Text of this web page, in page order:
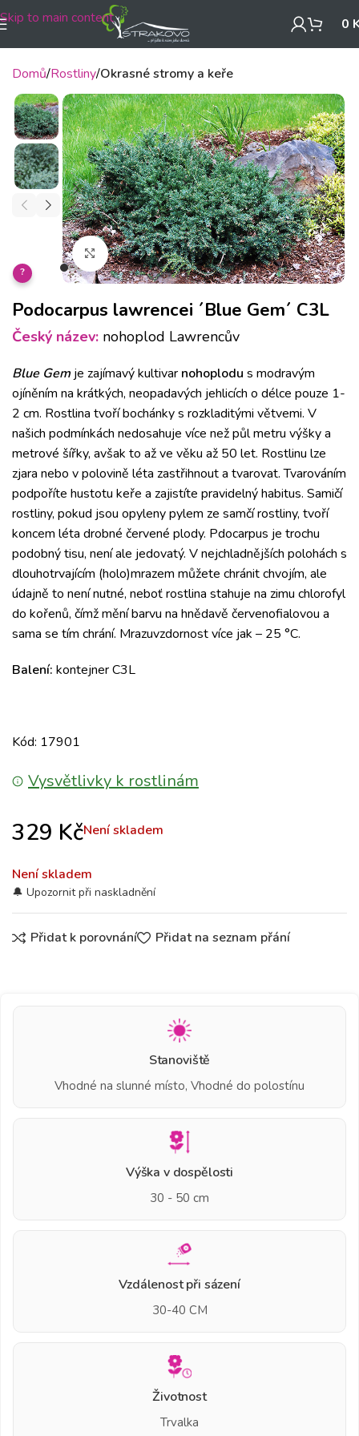
Skip to main content 0
Domů Rostliny Okrasné stromy a keře
Klikněte pro zvětšení
?
Podocarpus lawrencei ´Blue Gem´ C3L
Český název: nohoplod Lawrencův
Blue Gem je zajímavý kultivar nohoplodu s modravým
ojíněním na krátkých, neopadavých jehlicích o délce pouze 1-
2 cm. Rostlina tvoří bochánky s rozkladitými větvemi. V
našich podmínkách nedosahuje více než půl metru výšky a
metrové šířky, avšak to až ve věku až 50 let. Rostlinu lze
zjara nebo v polovině léta zastřihnout a tvarovat. Tvarováním
podpoříte hustotu keře a zajistíte pravidelný habitus. Samičí
rostliny, pokud jsou opyleny pylem ze samčí rostliny, tvoří
koncem léta drobné červené plody. Pdocarpus je trochu
podobný tisu, není ale jedovatý. V nejchladnějších polohách s
dlouhotrvajícím (holo)mrazem můžete chránit chvojím, ale
údajně to není nutné, neboť rostlina stahuje na zimu chlorofyl
do kořenů, čímž mění barvu na hnědavě červenofialovou a
sama se tím chrání. Mrazuvzdornost více jak – 25 °C.
Balení: kontejner C3L
Kód: 17901
Vysvětlivky k rostlinám
329 KčNení skladem
Není skladem
Přidat k porovnání Přidat na seznam přání
Stanoviště
Vhodné na slunné místo, Vhodné do polostínu
Výška v dospělosti
30 - 50 cm
Vzdálenost při sázení
30-40 CM
Životnost
Trvalka